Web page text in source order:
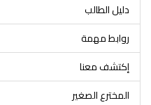
دليل الطالب
روابط مهمة
إكتشف معنا
المخترع الصغير